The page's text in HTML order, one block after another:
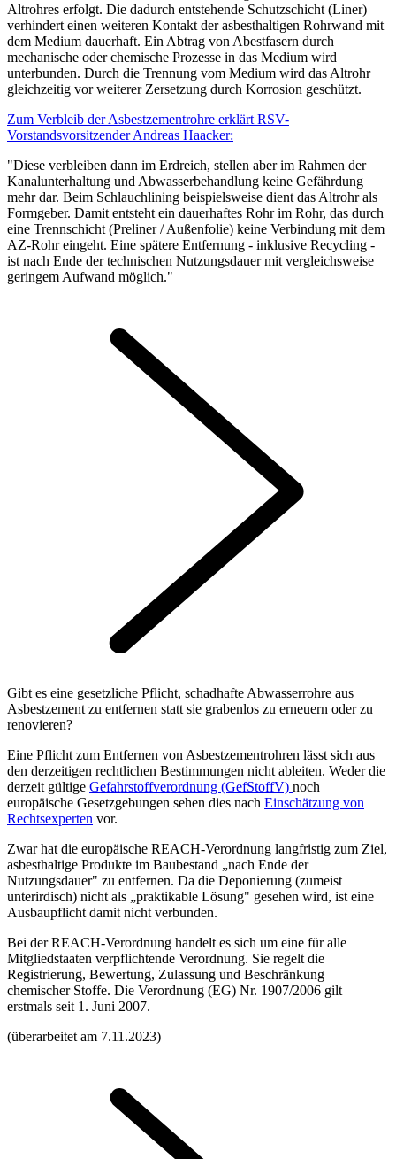
Altrohres erfolgt. Die dadurch entstehende Schutzschicht (Liner)
verhindert einen weiteren Kontakt der asbesthaltigen Rohrwand mit
dem Medium dauerhaft. Ein Abtrag von Abestfasern durch
mechanische oder chemische Prozesse in das Medium wird
unterbunden. Durch die Trennung vom Medium wird das Altrohr
gleichzeitig vor weiterer Zersetzung durch Korrosion geschützt.
Zum Verbleib der Asbestzementrohre erklärt RSV-
Vorstandsvorsitzender Andreas Haacker:
"Diese verbleiben dann im Erdreich, stellen aber im Rahmen der
Kanalunterhaltung und Abwasserbehandlung keine Gefährdung
mehr dar. Beim Schlauchlining beispielsweise dient das Altrohr als
Formgeber. Damit entsteht ein dauerhaftes Rohr im Rohr, das durch
eine Trennschicht (Preliner / Außenfolie) keine Verbindung mit dem
AZ-Rohr eingeht. Eine spätere Entfernung - inklusive Recycling -
ist nach Ende der technischen Nutzungsdauer mit vergleichsweise
geringem Aufwand möglich."
Gibt es eine gesetzliche Pflicht, schadhafte Abwasserrohre aus
Asbestzement zu entfernen statt sie grabenlos zu erneuern oder zu
renovieren?
Eine Pflicht zum Entfernen von Asbestzementrohren lässt sich aus
den derzeitigen rechtlichen Bestimmungen nicht ableiten. Weder die
derzeit gültige Gefahrstoffverordnung (GefStoffV) noch
europäische Gesetzgebungen sehen dies nach Einschätzung von
Rechtsexperten vor.
Zwar hat die europäische REACH-Verordnung langfristig zum Ziel,
asbesthaltige Produkte im Baubestand „nach Ende der
Nutzungsdauer" zu entfernen. Da die Deponierung (zumeist
unterirdisch) nicht als „praktikable Lösung" gesehen wird, ist eine
Ausbaupflicht damit nicht verbunden.
Bei der REACH-Verordnung handelt es sich um eine für alle
Mitgliedstaaten verpflichtende Verordnung. Sie regelt die
Registrierung, Bewertung, Zulassung und Beschränkung
chemischer Stoffe. Die Verordnung (EG) Nr. 1907/2006 gilt
erstmals seit 1. Juni 2007.
(überarbeitet am 7.11.2023)